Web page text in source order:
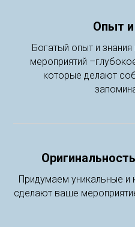
Опыт и
Богатый опыт и
мероприятий
которые делают
Придумаем уникальные и
сделают ваше